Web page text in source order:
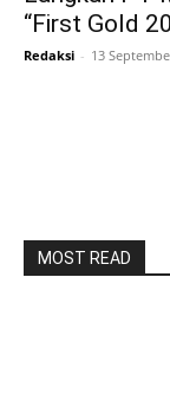
“First Gold
Redaksi - 13
MOST READ